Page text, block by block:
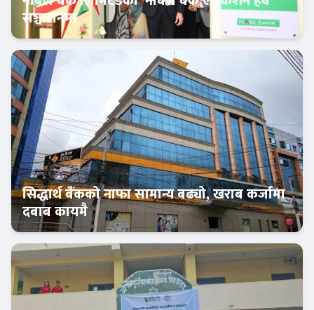
बैंक-वित्त
सञ्चालनमा
बैंक-वित्त
सिद्धार्थ बैंकको नाफा सामान्य बढ्यो, खराब कर्जामा
दबाब कायमै